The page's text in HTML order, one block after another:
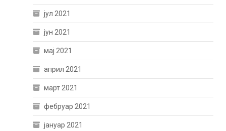
јул 2021
јун 2021
мај 2021
април 2021
март 2021
фебруар 2021
јануар 2021